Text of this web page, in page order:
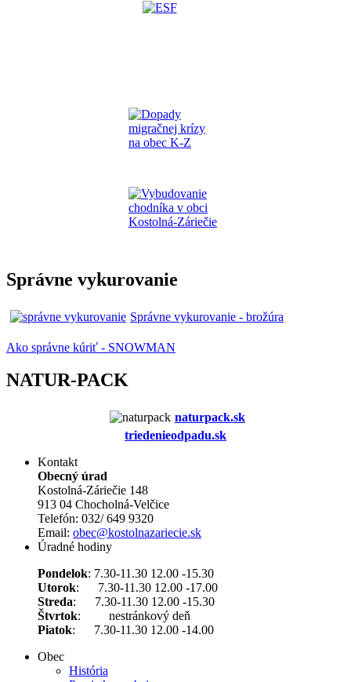
Správne vykurovanie
Správne vykurovanie - brožúra
Ako správne kúriť - SNOWMAN
NATUR-PACK
naturpack.sk
triedenieodpadu.sk
Kontakt
Obecný úrad
Kostolná-Záriečie 148
913 04 Chocholná-Velčice
Telefón: 032/ 649 9320
Email: obec@kostolnazariecie.sk
Úradné hodiny
Pondelok: 7.30-11.30 12.00 -15.30
Utorok: 7.30-11.30 12.00 -17.00
Streda: 7.30-11.30 12.00 -15.30
Štvrtok: nestránkový deň
Piatok: 7.30-11.30 12.00 -14.00
Obec
História